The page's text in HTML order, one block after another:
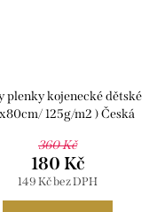
plenky kojenecké dětské
125g/m2 ) Česká
360 Kč
149 Kč bez DPH
180 Kč